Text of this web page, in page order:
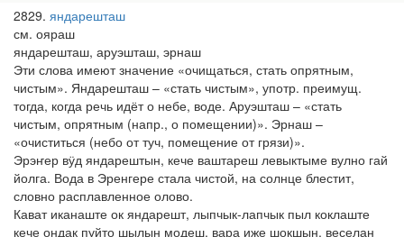
2829 яндарешташ
см. ояраш
яндарешташ, аруэшташ, эрнаш
Эти слова имеют значение «очищаться, стать опрятным,
чистым». Яндарешташ – «стать чистым», употр. преимущ.
тогда, когда речь идёт о небе, воде. Аруэшташ – «стать
чистым, опрятным (напр., о помещении)». Эрнаш –
«очиститься (небо от туч, помещение от грязи)».
Эрэҥер вӱд яндарештын, кече ваштареш левыктыме вулно гай
йолга. Вода в Эренгере стала чистой, на солнце блестит,
словно расплавленное олово.
Кават иканаште ок яндарешт, лыпчык-лапчык пыл коклаште
кече ондак пуйто шылын модеш, вара иже шокшын, веселан